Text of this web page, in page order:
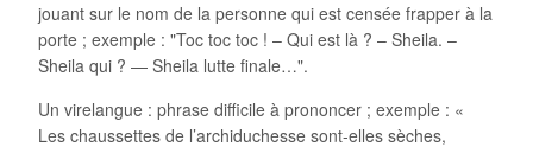
jouant sur le nom de la personne qui est censée frapper à la
porte ; exemple : "Toc toc toc ! – Qui est là ? – Sheila. –
Sheila qui ? — Sheila lutte finale…".
Un virelangue : phrase difficile à prononcer ; exemple : «
Les chaussettes de l’archiduchesse sont-elles sèches,